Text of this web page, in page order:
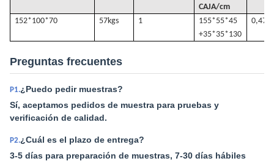
CAJA/cm
152*100*70
57kgs 1
155*55*45
+35*35*130
0,47
Preguntas frecuentes
P1.¿Puedo pedir muestras?
Sí, aceptamos pedidos de muestra para pruebas y
verificación de calidad.
P2.¿Cuál es el plazo de entrega?
3-5 días para preparación de muestras, 7-30 días hábiles